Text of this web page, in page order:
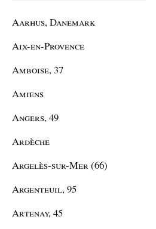
Aarhus, Danemark
Aix-en-Provence
Amboise, 37
Amiens
Angers, 49
Ardèche
Argelès-sur-Mer (66)
Argenteuil, 95
Artenay, 45